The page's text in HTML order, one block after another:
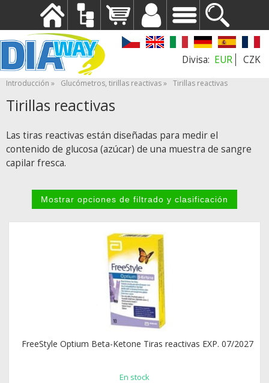
EUR CZK
Introducción Glucómetros, tirillas reactivas Tirillas reactivas
Tirillas reactivas
Las tiras reactivas están diseñadas para medir el
contenido de glucosa (azúcar) de una muestra de sangre
capilar fresca.
FreeStyle Optium Beta-Ketone Tiras reactivas EXP. 07/2027
En stock